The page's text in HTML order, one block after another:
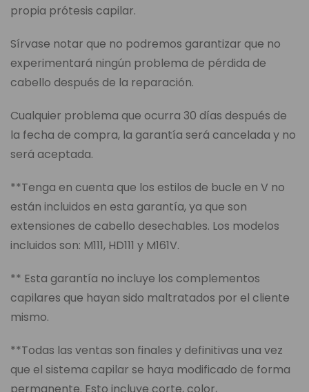
propia prótesis capilar.
Sírvase notar que no podremos garantizar que no
experimentará ningún problema de pérdida de
cabello después de la reparación.
Cualquier problema que ocurra 30 días después de
la fecha de compra, la garantía será cancelada y no
será aceptada.
**Tenga en cuenta que los estilos de bucle en V no
están incluidos en esta garantía, ya que son
extensiones de cabello desechables. Los modelos
incluidos son: M111, HD111 y M161V.
** Esta garantía no incluye los complementos
capilares que hayan sido maltratados por el cliente
mismo.
**Todas las ventas son finales y definitivas una vez
que el sistema capilar se haya modificado de forma
permanente. Esto incluye corte, color,